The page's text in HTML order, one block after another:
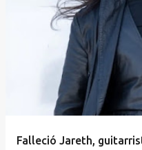
Falleció Jareth,